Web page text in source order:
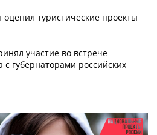
туристические проекты
участие во встрече
губернаторами российских